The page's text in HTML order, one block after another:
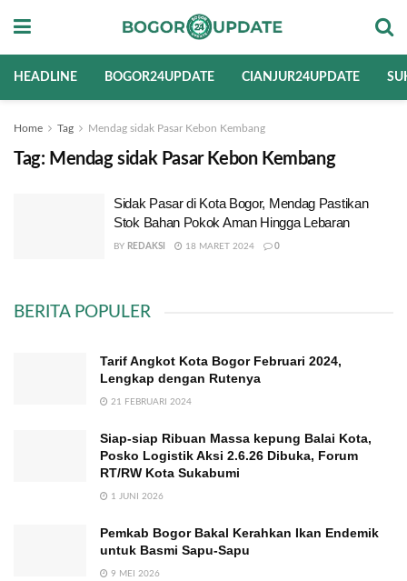
HEADLINE BOGOR24UPDATE CIANJUR24UPDATE
Home Tag Mendag sidak Pasar Kebon Kembang
Tag: Mendag sidak Pasar Kebon Kembang
Sidak Pasar di Kota Bogor, Mendag Pastikan
Stok Bahan Pokok Aman Hingga Lebaran
BY REDAKSI 18 MARET 2024 0
BERITA POPULER
Tarif Angkot Kota Bogor Februari 2024,
Lengkap dengan Rutenya
21 FEBRUARI 2024
Siap-siap Ribuan Massa kepung Balai Kota,
Posko Logistik Aksi 2.6.26 Dibuka, Forum
RT/RW Kota Sukabumi
1 JUNI 2026
Pemkab Bogor Bakal Kerahkan Ikan Endemik
untuk Basmi Sapu-Sapu
9 MEI 2026